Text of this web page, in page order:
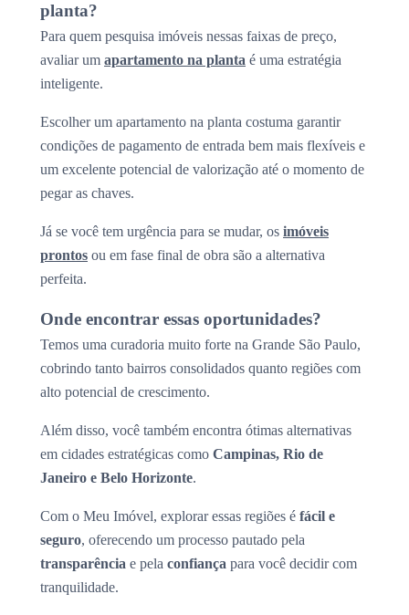
planta?
Para quem pesquisa imóveis nessas faixas de preço,
avaliar um apartamento na planta é uma estratégia
inteligente.
Escolher um apartamento na planta costuma garantir
condições de pagamento de entrada bem mais flexíveis e
um excelente potencial de valorização até o momento de
pegar as chaves.
Já se você tem urgência para se mudar, os imóveis
prontos ou em fase final de obra são a alternativa
perfeita.
Onde encontrar essas oportunidades?
Temos uma curadoria muito forte na Grande São Paulo,
cobrindo tanto bairros consolidados quanto regiões com
alto potencial de crescimento.
Além disso, você também encontra ótimas alternativas
em cidades estratégicas como Campinas, Rio de
Janeiro e Belo Horizonte.
Com o Meu Imóvel, explorar essas regiões é fácil e
seguro, oferecendo um processo pautado pela
transparência e pela confiança para você decidir com
tranquilidade.